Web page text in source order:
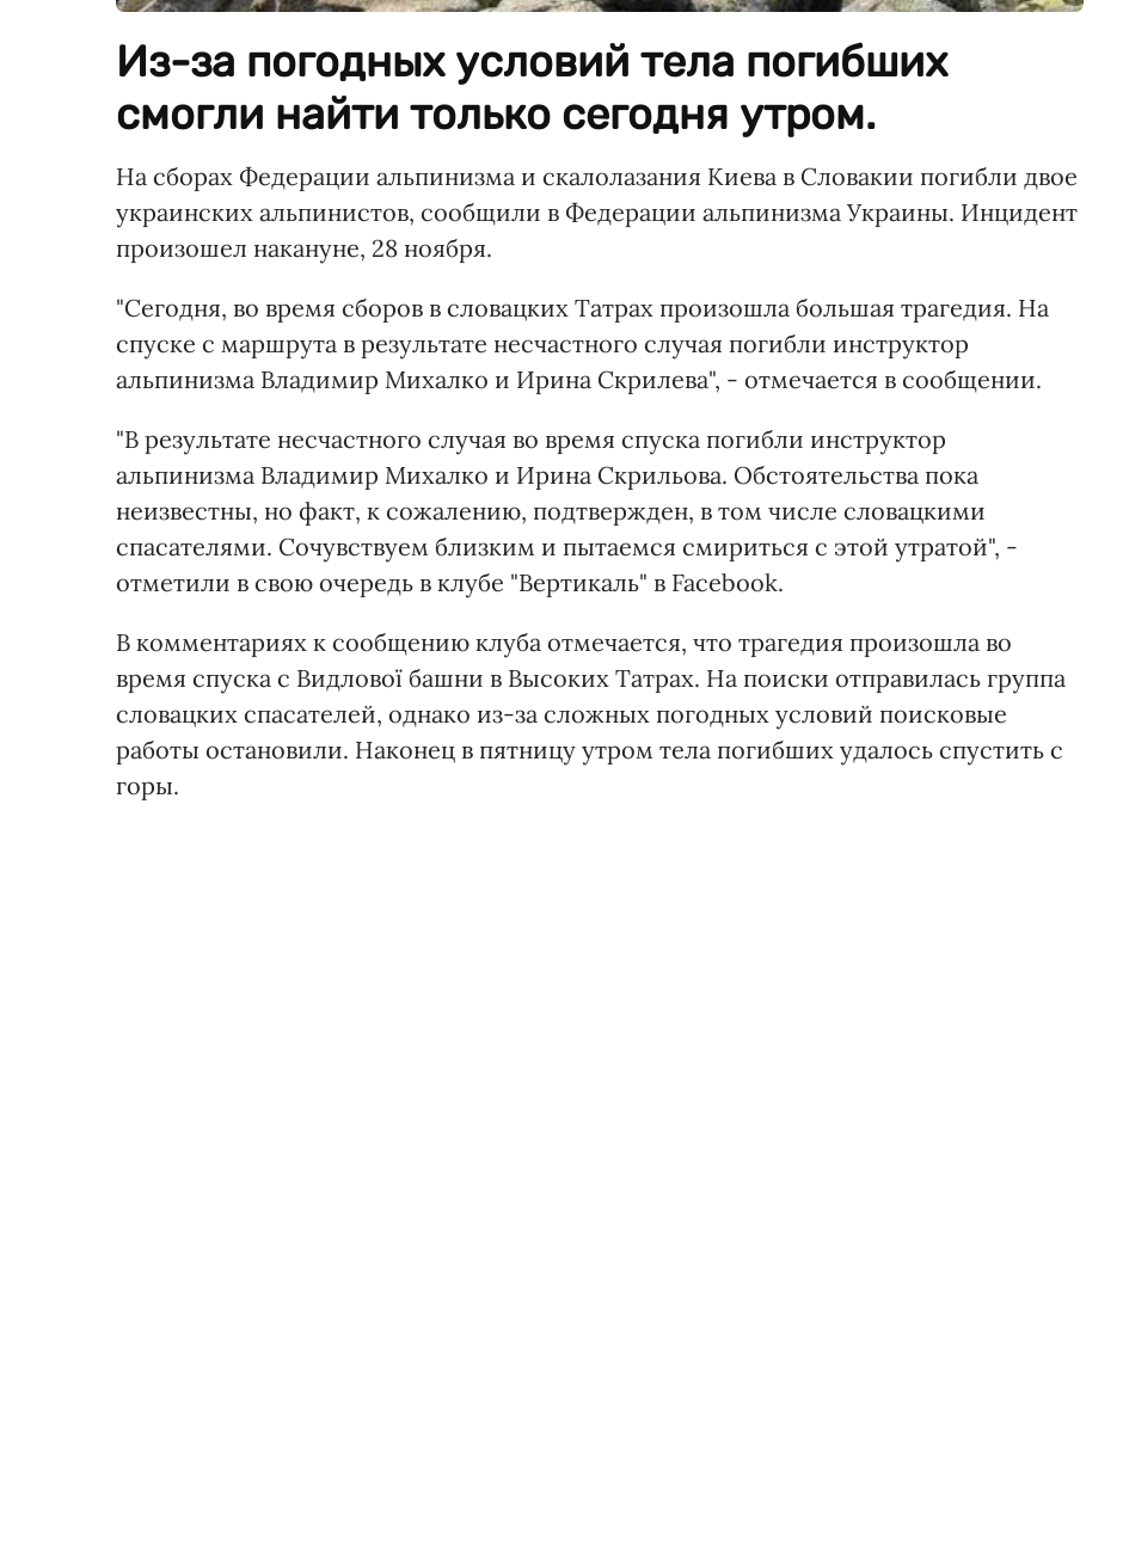
Из-за погодных условий тела погибших
смогли найти только сегодня утром.
На сборах Федерации альпинизма и скалолазания Киева в Словакии погибли двое
украинских альпинистов, сообщили в Федерации альпинизма Украины. Инцидент
произошел накануне, 28 ноября.
"Сегодня, во время сборов в словацких Татрах произошла большая трагедия. На
спуске с маршрута в результате несчастного случая погибли инструктор
альпинизма Владимир Михалко и Ирина Скрилева", - отмечается в сообщении.
"В результате несчастного случая во время спуска погибли инструктор
альпинизма Владимир Михалко и Ирина Скрильова. Обстоятельства пока
неизвестны, но факт, к сожалению, подтвержден, в том числе словацкими
спасателями. Сочувствуем близким и пытаемся смириться с этой утратой", -
отметили в свою очередь в клубе "Вертикаль" в Facebook.
В комментариях к сообщению клуба отмечается, что трагедия произошла во
время спуска с Видлової башни в Высоких Татрах. На поиски отправилась группа
словацких спасателей, однако из-за сложных погодных условий поисковые
работы остановили. Наконец в пятницу утром тела погибших удалось спустить с
горы.